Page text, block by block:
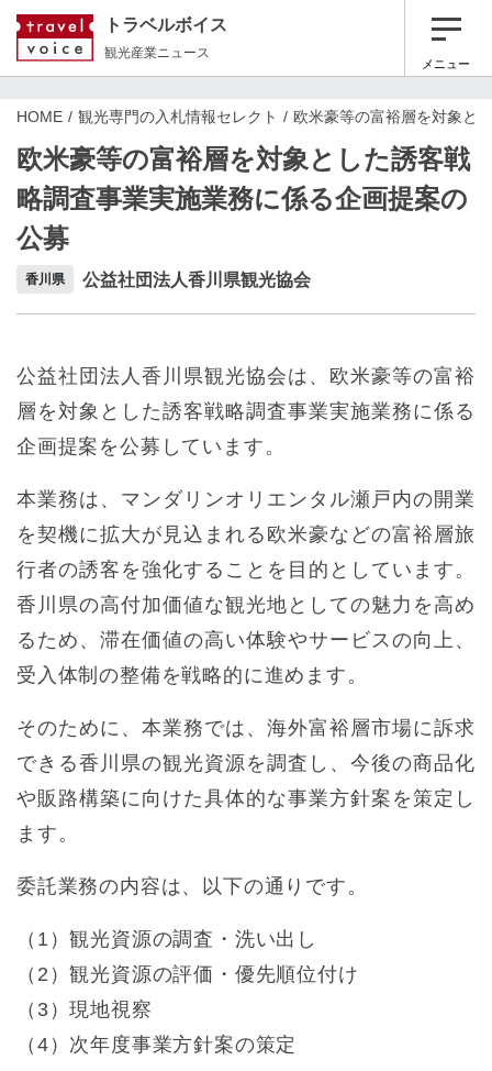
トラベルボイス
観光産業ニュース
メニュー
HOME 観光専門の入札情報セレクト 欧米豪等の富裕層を対象と
欧米豪等の富裕層を対象とした誘客戦
略調査事業実施業務に係る企画提案の
公募
香川県 公益社団法人香川県観光協会
公益社団法人香川県観光協会は、欧米豪等の富裕
層を対象とした誘客戦略調査事業実施業務に係る
企画提案を公募しています。
本業務は、マンダリンオリエンタル瀬戸内の開業
を契機に拡大が見込まれる欧米豪などの富裕層旅
行者の誘客を強化することを目的としています。
香川県の高付加価値な観光地としての魅力を高め
るため、滞在価値の高い体験やサービスの向上、
受入体制の整備を戦略的に進めます。
そのために、本業務では、海外富裕層市場に訴求
できる香川県の観光資源を調査し、今後の商品化
や販路構築に向けた具体的な事業方針案を策定し
ます。
委託業務の内容は、以下の通りです。
（1）観光資源の調査・洗い出し
（2）観光資源の評価・優先順位付け
（3）現地視察
（4）次年度事業方針案の策定